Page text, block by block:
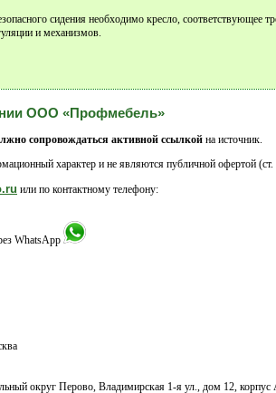
сидения необходимо кресло,
и механизмов.
ООО «Профмебель»
сопровождаться активной ссылкой на источник.
характер и не являются публичной офертой
или по контактному телефону:
WhatsApp
округ Перово, Владимирская 1-я ул., дом 12, корпус